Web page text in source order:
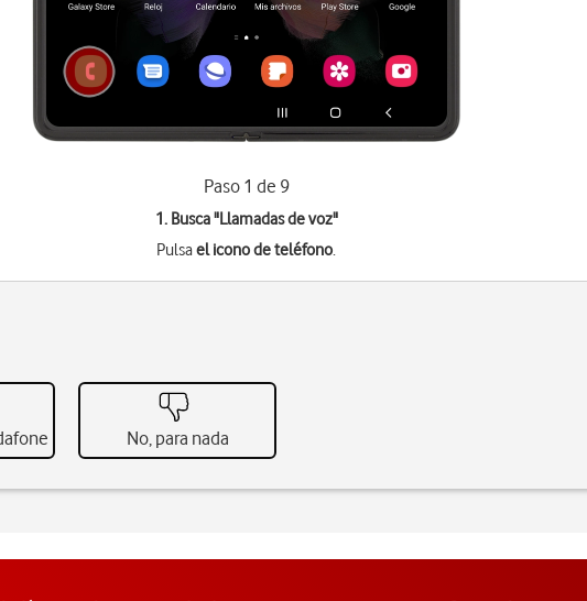
Paso 1 de 9
1. Busca "Llamadas de voz"
Pulsael icono de teléfono.
No, para nada